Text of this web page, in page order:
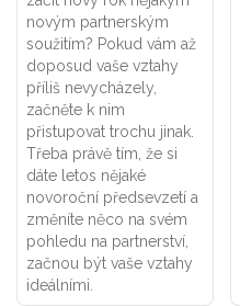
novým partnerským
soužitím? Pokud vám až
doposud vaše vztahy
příliš nevycházely,
začněte k nim
přistupovat trochu jinak.
Třeba právě tím, že si
dáte letos nějaké
novoroční předsevzetí a
změníte něco na svém
pohledu na partnerství,
začnou být vaše vztahy
ideálními.